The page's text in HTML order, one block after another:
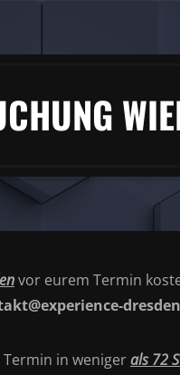
vor eurem Termin
in wenigerals 72